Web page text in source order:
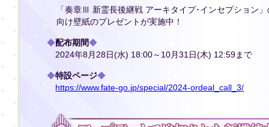
「奏章Ⅲ 新霊長後継戦 アーキタイプ･インセプション
向け壁紙のプレゼントが実施中！
◆配布期間◆
2024年8月28日(水) 18:00～10月31日(木) 12:59まで
◆特設ページ◆
https://www.fate-go.jp/special/2024-ordeal_call_3/